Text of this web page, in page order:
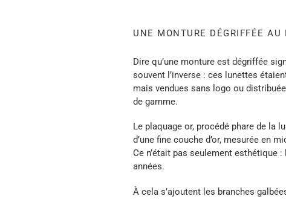
UNE MONTURE DÉGRIFFÉE
Dire qu’une monture estdégriffée
souvent l’inverse : ces lunettes
mais vendues sans logo ou
de gamme.
Le plaquage or, procédé phare de la
d’une fine couche d’or, mesurée en
Ce n’était pas seulement esthétique
années.
À cela s’ajoutent les branches